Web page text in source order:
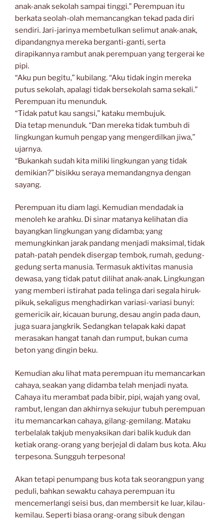
anak-anak sekolah sampai tinggi.” Perempuan itu
berkata seolah-olah memancangkan tekad pada diri
sendiri. Jari-jarinya membetulkan selimut anak-anak,
dipandangnya mereka berganti-ganti, serta
dirapikannya rambut anak perempuan yang tergerai ke
pipi.
“Aku pun begitu,” kubilang. “Aku tidak ingin mereka
putus sekolah, apalagi tidak bersekolah sama sekali.”
Perempuan itu menunduk.
“Tidak patut kau sangsi,” kataku membujuk.
Dia tetap menunduk. “Dan mereka tidak tumbuh di
lingkungan kumuh pengap yang mengerdilkan jiwa,”
ujarnya.
“Bukankah sudah kita miliki lingkungan yang tidak
demikian?” bisikku seraya memandangnya dengan
sayang.
Perempuan itu diam lagi. Kemudian mendadak ia
menoleh ke arahku. Di sinar matanya kelihatan dia
bayangkan lingkungan yang didamba; yang
memungkinkan jarak pandang menjadi maksimal, tidak
patah-patah pendek disergap tembok, rumah, gedung-
gedung serta manusia. Termasuk aktivitas manusia
dewasa, yang tidak patut dilihat anak-anak. Lingkungan
yang memberi istirahat pada telinga dari segala hiruk-
pikuk, sekaligus menghadirkan variasi-variasi bunyi:
gemericik air, kicauan burung, desau angin pada daun,
juga suara jangkrik. Sedangkan telapak kaki dapat
merasakan hangat tanah dan rumput, bukan cuma
beton yang dingin beku.
Kemudian aku lihat mata perempuan itu memancarkan
cahaya, seakan yang didamba telah menjadi nyata.
Cahaya itu merambat pada bibir, pipi, wajah yang oval,
rambut, lengan dan akhirnya sekujur tubuh perempuan
itu memancarkan cahaya, gilang-gemilang. Mataku
terbelalak takjub menyaksikan dari balik kuduk dan
ketiak orang-orang yang berjejal di dalam bus kota. Aku
terpesona. Sungguh terpesona!
Akan tetapi penumpang bus kota tak seorangpun yang
peduli, bahkan sewaktu cahaya perempuan itu
mencemerlangi seisi bus, dan membersit ke luar, kilau-
kemilau. Seperti biasa orang-orang sibuk dengan